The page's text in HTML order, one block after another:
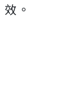
效。